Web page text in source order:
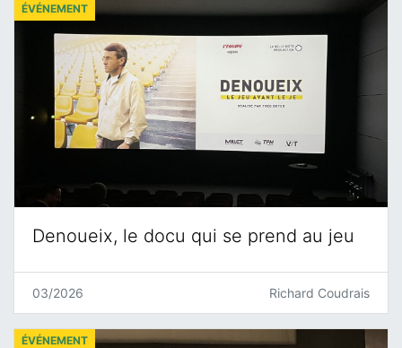
Denoueix, le docu qui se prend au jeu
ÉVÉNEMENT
03/2026 Richard Coudrais
ÉVÉNEMENT